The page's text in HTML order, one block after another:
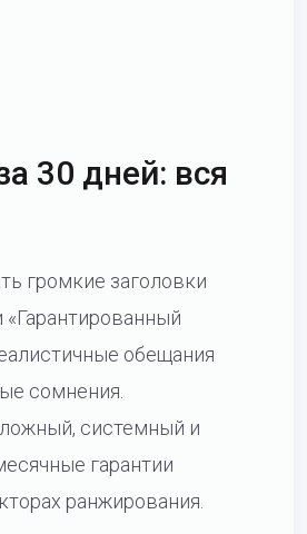
30 дней: вся
громкие заголовки
обещания
сомнения.
системный и
гарантии
ранжирования.